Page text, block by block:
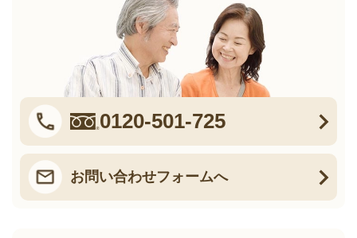
0120-501-725
お問い合わせフォームへ